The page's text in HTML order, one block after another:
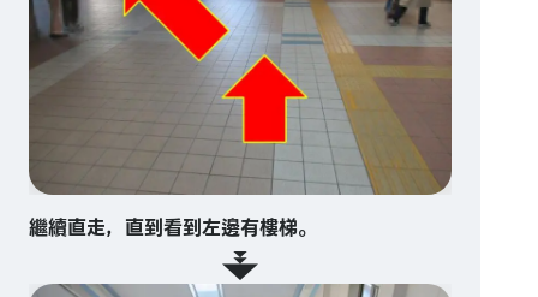
繼續直走，直到看到左邊有樓梯。